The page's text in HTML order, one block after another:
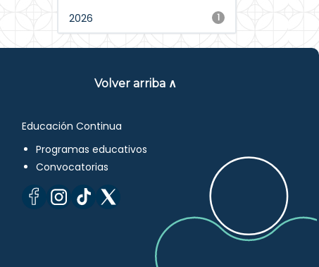
1
2026
Volver arriba ∧
Educación Continua
Programas educativos
Convocatorias